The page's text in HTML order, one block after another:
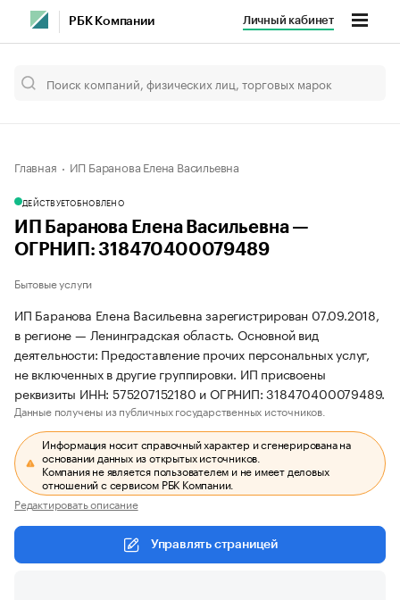
РБК Компании Личный кабинет
Главная ИП Баранова Елена Васильевна
ДЕЙСТВУЕТОБНОВЛЕНО
ИП Баранова Елена Васильевна —
ОГРНИП: 318470400079489
Бытовые услуги
ИП Баранова Елена Васильевна зарегистрирован 07.09.2018,
в регионе — Ленинградская область. Основной вид
деятельности: Предоставление прочих персональных услуг,
не включенных в другие группировки. ИП присвоены
реквизиты ИНН: 575207152180 и ОГРНИП: 318470400079489.
Данные получены из публичных государственных источников.
Информация носит справочный характер и сгенерирована на
основании данных из открытых источников.
Компания не является пользователем и не имеет деловых
отношений с сервисом РБК Компании.
Редактировать описание
Управлять страницей